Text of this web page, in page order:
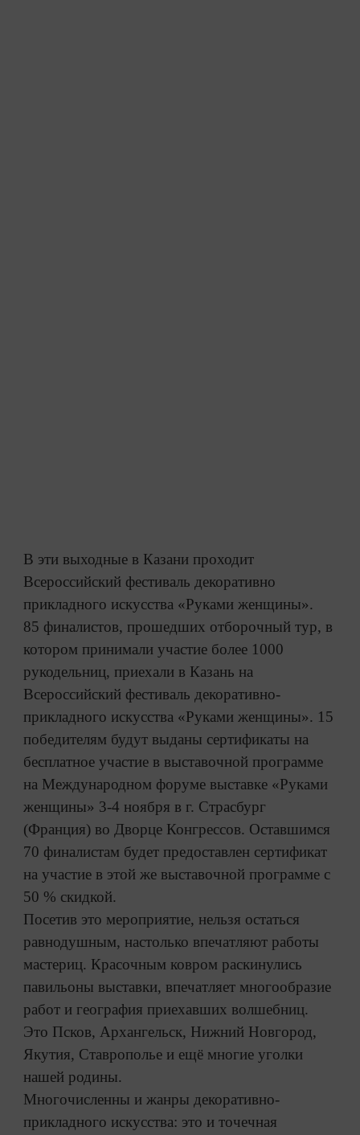
В эти выходные в Казани проходит
Всероссийский фестиваль декоративно
прикладного искусства «Руками женщины».
85 финалистов, прошедших отборочный тур, в
котором принимали участие более 1000
рукодельниц, приехали в Казань на
Всероссийский фестиваль декоративно-
прикладного искусства «Руками женщины». 15
победителям будут выданы сертификаты на
бесплатное участие в выставочной программе
на Международном форуме выставке «Руками
женщины» 3-4 ноября в г. Страсбург
(Франция) во Дворце Конгрессов. Оставшимся
70 финалистам будет предоставлен сертификат
на участие в этой же выставочной программе с
50 % скидкой.
Посетив это мероприятие, нельзя остаться
равнодушным, настолько впечатляют работы
мастериц. Красочным ковром раскинулись
павильоны выставки, впечатляет многообразие
работ и география приехавших волшебниц.
Это Псков, Архангельск, Нижний Новгород,
Якутия, Ставрополье и ещё многие уголки
нашей родины.
Многочисленны и жанры декоративно-
прикладного искусства: это и точечная